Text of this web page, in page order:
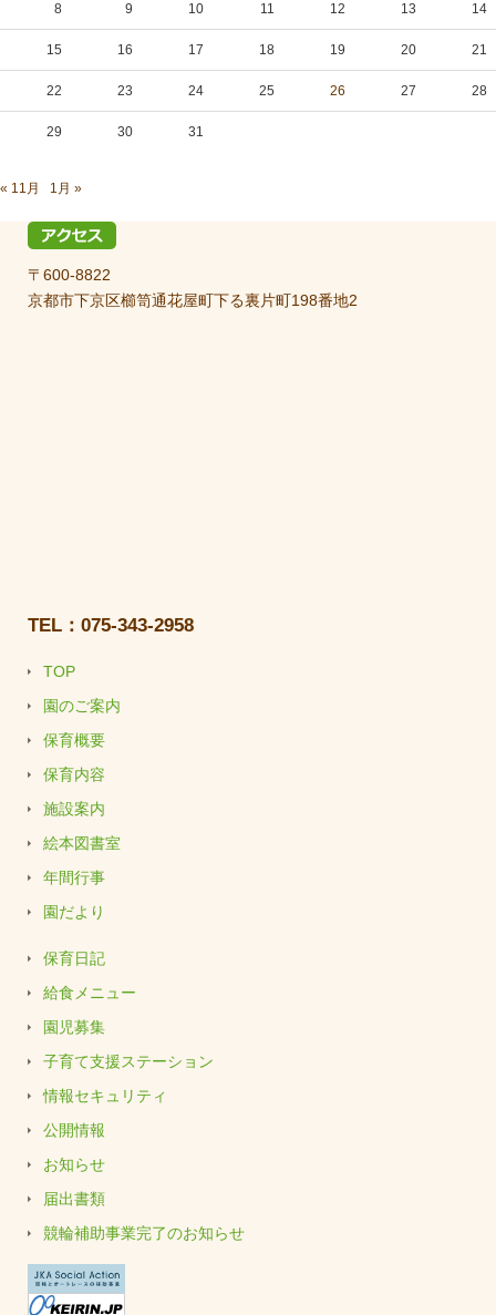
8 9 10 11 12 13 14
15 16 17 18 19 20 21
22 23 24 25 26 27 28
29 30 31
« 11月 1月 »
〒600-8822
京都市下京区櫛笥通花屋町下る裏片町198番地2
TEL：075-343-2958
TOP
園のご案内
保育概要
保育内容
施設案内
絵本図書室
年間行事
園だより
保育日記
給食メニュー
園児募集
子育て支援ステーション
情報セキュリティ
公開情報
お知らせ
届出書類
競輪補助事業完了のお知らせ